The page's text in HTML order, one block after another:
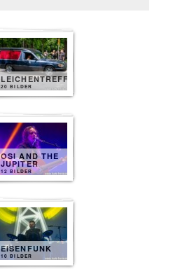
LEICHENTREFF
20 BILDER
OSI AND THE
JUPITER
12 BILDER
EISENFUNK
10 BILDER